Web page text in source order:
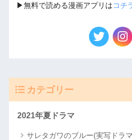
▶︎無料で読める漫画アプリはコチ
カテゴリー
2021年夏ドラマ
サレタガワのブルー(実写ドラ